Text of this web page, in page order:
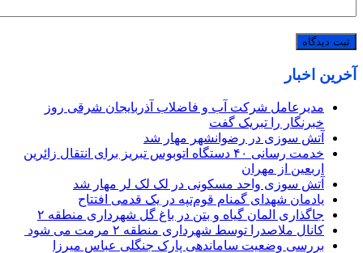
آخرین اخبار
مدیرعامل شرکت آب و فاضلاب آذربایجان شرقی روز
خبرنگار را تبریک گفت
آتش سوزی در رضوانشهر مهار شد
خدمت رسانی ۴۰ دستگاه اتوبوس تبریز برای انتقال زائرین
اربعین از مهران
آتش سوزی واحد مسکونی در لک لک لر مهار شد
یادمان شهدای گمنام قوم‌تپه در یک قدمی افتتاح
جاگذاری المان گیاه و بتن در باغ گل شهرداری منطقه ۲
کانال ملاصدرا توسط شهرداری منطقه ۲ مرمت می شود
بررسی وضعیت ساماندهی پارک جنگلی عباس میرزا